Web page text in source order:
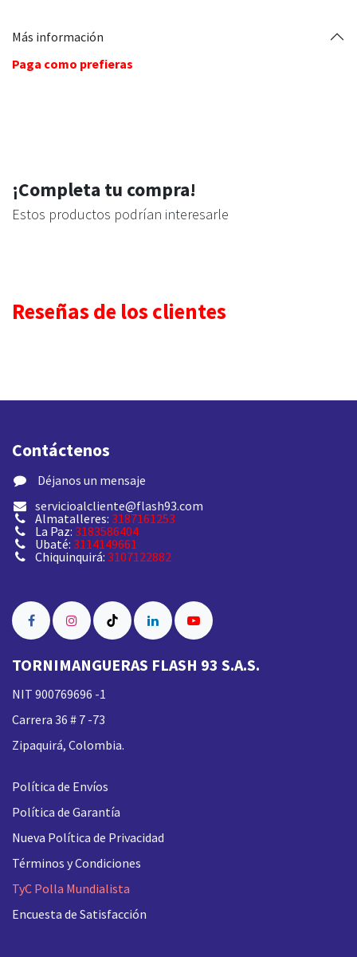
Más información
Paga como prefieras
¡Completa tu compra!
Estos productos podrían interesarle
Reseñas de los clientes
Contáctenos
​ Déjanos un mensaje
servicioalcliente@flash93.com
Almatalleres: 3187161253
La Paz: 3183586404
Ubaté: 3114149661
Chiquinquirá: 3107122882
TORNIMANGUERAS FLASH 93 S.A.S.
NIT 900769696 -1
Carrera 36 # 7 -73
Zipaquirá, Colombia.
Política de Envíos
Política de Garantía
Nueva Política de Privacidad
Términos y Condiciones
TyC Polla Mundialista
Encuesta de Satisfacción